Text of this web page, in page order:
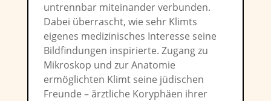
untrennbar miteinander verbunden.
Dabei überrascht, wie sehr Klimts
eigenes medizinisches Interesse seine
Bildfindungen inspirierte. Zugang zu
Mikroskop und zur Anatomie
ermöglichten Klimt seine jüdischen
Freunde – ärztliche Koryphäen ihrer